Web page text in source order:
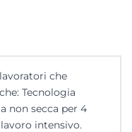
che
Tecnologia
non secca per 4
intensivo.